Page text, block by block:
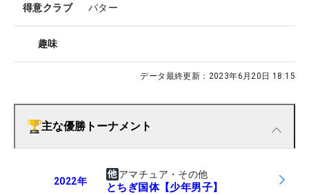
得意クラブ パター
趣味
データ最終更新： 2023年6月20日 18:15
主な優勝トーナメント
2022年
アマチュア・その他
とちぎ国体【少年男子】